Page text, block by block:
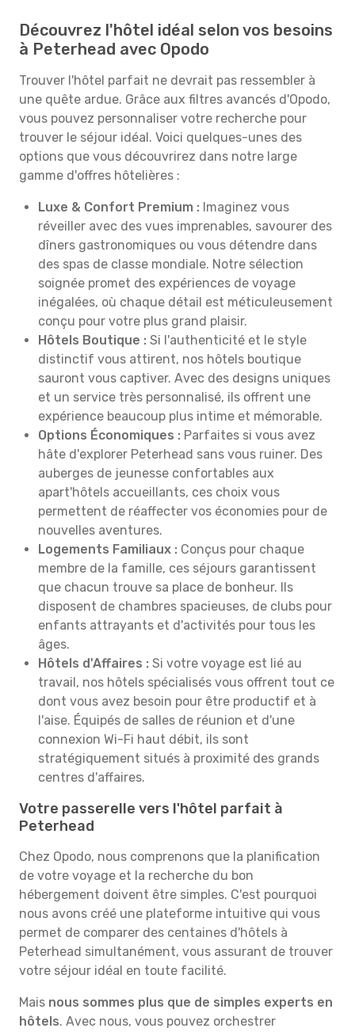
Découvrez l'hôtel idéal selon vos besoins
à Peterhead avec Opodo
Trouver l'hôtel parfait ne devrait pas ressembler à
une quête ardue. Grâce aux filtres avancés d'Opodo,
vous pouvez personnaliser votre recherche pour
trouver le séjour idéal. Voici quelques-unes des
options que vous découvrirez dans notre large
gamme d'offres hôtelières :
Luxe & Confort Premium : Imaginez vous
réveiller avec des vues imprenables, savourer des
dîners gastronomiques ou vous détendre dans
des spas de classe mondiale. Notre sélection
soignée promet des expériences de voyage
inégalées, où chaque détail est méticuleusement
conçu pour votre plus grand plaisir.
Hôtels Boutique : Si l'authenticité et le style
distinctif vous attirent, nos hôtels boutique
sauront vous captiver. Avec des designs uniques
et un service très personnalisé, ils offrent une
expérience beaucoup plus intime et mémorable.
Options Économiques : Parfaites si vous avez
hâte d'explorer Peterhead sans vous ruiner. Des
auberges de jeunesse confortables aux
apart'hôtels accueillants, ces choix vous
permettent de réaffecter vos économies pour de
nouvelles aventures.
Logements Familiaux : Conçus pour chaque
membre de la famille, ces séjours garantissent
que chacun trouve sa place de bonheur. Ils
disposent de chambres spacieuses, de clubs pour
enfants attrayants et d'activités pour tous les
âges.
Hôtels d'Affaires : Si votre voyage est lié au
travail, nos hôtels spécialisés vous offrent tout ce
dont vous avez besoin pour être productif et à
l'aise. Équipés de salles de réunion et d'une
connexion Wi-Fi haut débit, ils sont
stratégiquement situés à proximité des grands
centres d'affaires.
Votre passerelle vers l'hôtel parfait à
Peterhead
Chez Opodo, nous comprenons que la planification
de votre voyage et la recherche du bon
hébergement doivent être simples. C'est pourquoi
nous avons créé une plateforme intuitive qui vous
permet de comparer des centaines d'hôtels à
Peterhead simultanément, vous assurant de trouver
votre séjour idéal en toute facilité.
Mais nous sommes plus que de simples experts en
hôtels. Avec nous, vous pouvez orchestrer